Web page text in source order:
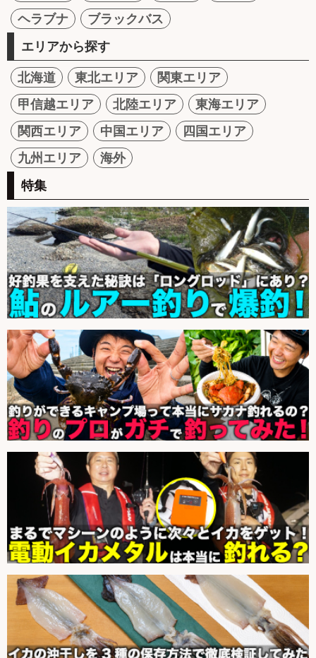
ヘラブナ
ブラックバス
エリアから探す
北海道 東北エリア
関東エリア
甲信越エリア
北陸エリア
東海エリア
関西エリア
中国エリア
四国エリア
九州エリア
海外
特集